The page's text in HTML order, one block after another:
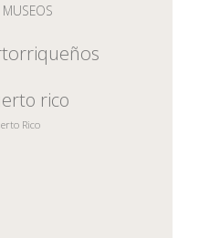
MUSEOS
rico
Rico